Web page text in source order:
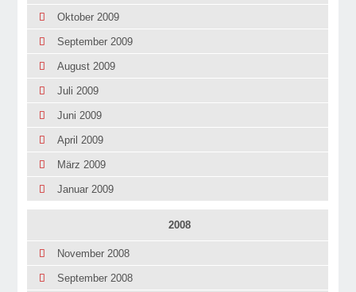
Oktober 2009
September 2009
August 2009
Juli 2009
Juni 2009
April 2009
März 2009
Januar 2009
2008
November 2008
September 2008